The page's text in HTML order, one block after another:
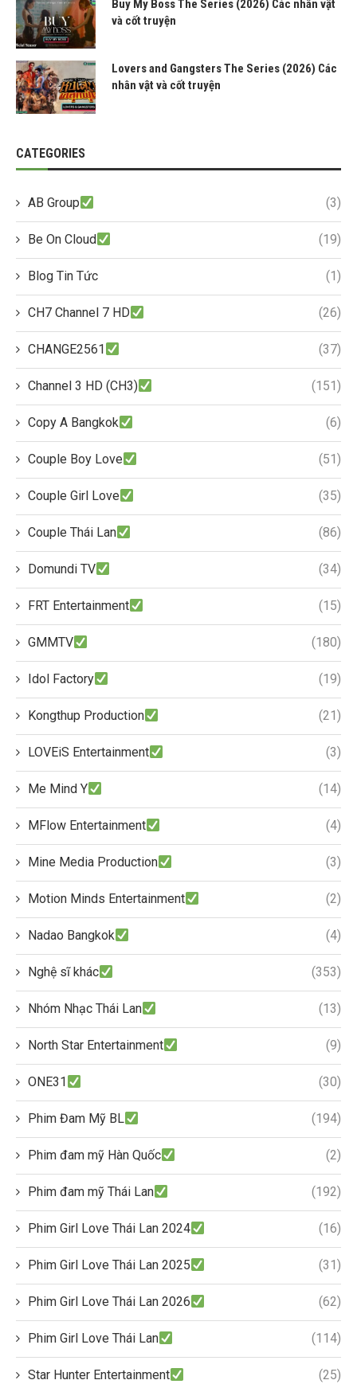
Buy My Boss The Series (2026) Các nhân vật
và cốt truyện
Lovers and Gangsters The Series (2026) Các
nhân vật và cốt truyện
CATEGORIES
AB Group (3)
Be On Cloud (19)
Blog Tin Tức (1)
CH7 Channel 7 HD (26)
CHANGE2561 (37)
Channel 3 HD (CH3) (151)
Copy A Bangkok (6)
Couple Boy Love (51)
Couple Girl Love (35)
Couple Thái Lan (86)
Domundi TV (34)
FRT Entertainment (15)
GMMTV (180)
Idol Factory (19)
Kongthup Production (21)
LOVEiS Entertainment (3)
Me Mind Y (14)
MFlow Entertainment (4)
Mine Media Production (3)
Motion Minds Entertainment (2)
Nadao Bangkok (4)
Nghệ sĩ khác (353)
Nhóm Nhạc Thái Lan (13)
North Star Entertainment (9)
ONE31 (30)
Phim Đam Mỹ BL (194)
Phim đam mỹ Hàn Quốc (2)
Phim đam mỹ Thái Lan (192)
Phim Girl Love Thái Lan 2024 (16)
Phim Girl Love Thái Lan 2025 (31)
Phim Girl Love Thái Lan 2026 (62)
Phim Girl Love Thái Lan (114)
Star Hunter Entertainment (25)